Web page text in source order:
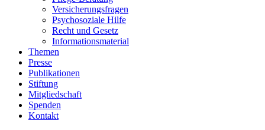
Versicherungsfragen
Psychosoziale Hilfe
Recht und Gesetz
Informationsmaterial
Themen
Presse
Publikationen
Stiftung
Mitgliedschaft
Spenden
Kontakt